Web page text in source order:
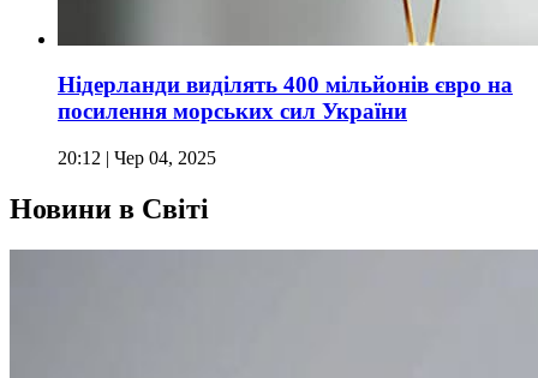
Нідерланди виділять 400 мільйонів євро на
посилення морських сил України
20:12 | Чер 04, 2025
Новини в Світі